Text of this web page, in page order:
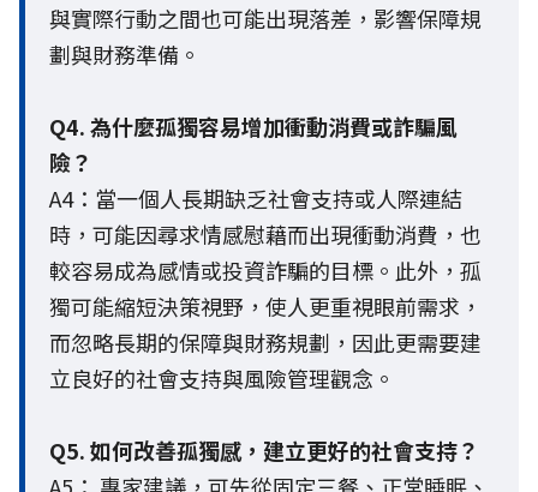
與實際行動之間也可能出現落差，影響保障規
劃與財務準備。
Q4. 為什麼孤獨容易增加衝動消費或詐騙風
險？
A4：當一個人長期缺乏社會支持或人際連結
時，可能因尋求情感慰藉而出現衝動消費，也
較容易成為感情或投資詐騙的目標。此外，孤
獨可能縮短決策視野，使人更重視眼前需求，
而忽略長期的保障與財務規劃，因此更需要建
立良好的社會支持與風險管理觀念。
Q5. 如何改善孤獨感，建立更好的社會支持？